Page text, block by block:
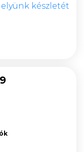
készletét